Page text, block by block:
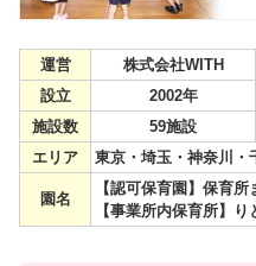
運営 株式会社WITH
設立
2002年
施設数
59施設
エリア
東京・埼玉・神奈川・
園名
【認可保育園】保育
【事業所内保育所】